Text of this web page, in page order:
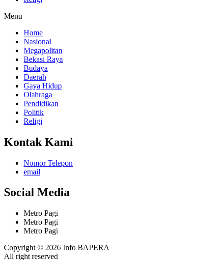
Menu
Home
Nasional
Megapolitan
Bekasi Raya
Budaya
Daerah
Gaya Hidup
Olahraga
Pendidikan
Politik
Religi
Kontak Kami
Nomor Telepon
email
Social Media
Metro Pagi
Metro Pagi
Metro Pagi
Copyright © 2026 Info BAPERA
All right reserved